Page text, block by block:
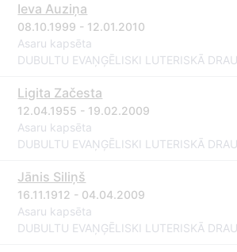
Ieva Auziņa
08.10.1999 - 12.01.2010
Asaru kapsēta
DUBULTU EVAŅĢĒLISKI LUTERISKĀ
Ligita Začesta
12.04.1955 - 19.02.2009
Asaru kapsēta
DUBULTU EVAŅĢĒLISKI LUTERISKĀ
Jānis Siliņš
16.11.1912 - 04.04.2009
Asaru kapsēta
DUBULTU EVAŅĢĒLISKI LUTERISKĀ